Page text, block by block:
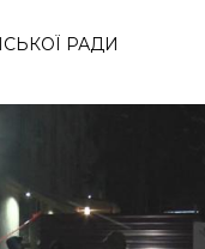
РАДИ